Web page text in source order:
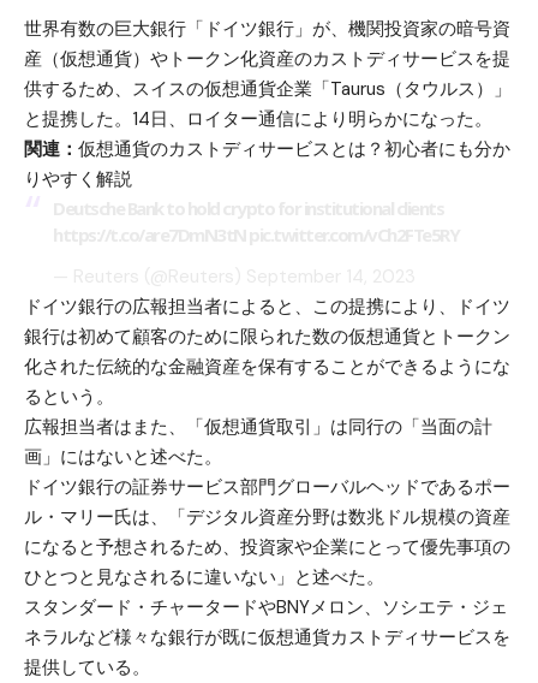
世界有数の巨大銀行「ドイツ銀行」が、機関投資家の暗号資
産（仮想通貨）やトークン化資産のカストディサービスを提
供するため、スイスの仮想通貨企業「Taurus（タウルス）」
と提携した。14日、ロイター通信により明らかになった。
関連： 仮想通貨のカストディサービスとは？初心者にも分か
りやすく解説
ドイツ銀行の広報担当者によると、この提携により、ドイツ
銀行は初めて顧客のために限られた数の仮想通貨とトークン
化された伝統的な金融資産を保有することができるようにな
るという。
広報担当者はまた、「仮想通貨取引」は同行の「当面の計
画」にはないと述べた。
ドイツ銀行の証券サービス部門グローバルヘッドであるポー
ル・マリー氏は、「デジタル資産分野は数兆ドル規模の資産
になると予想されるため、投資家や企業にとって優先事項の
ひとつと見なされるに違いない」と述べた。
スタンダード・チャータードやBNYメロン、ソシエテ・ジェ
ネラルなど様々な銀行が既に仮想通貨カストディサービスを
提供している。